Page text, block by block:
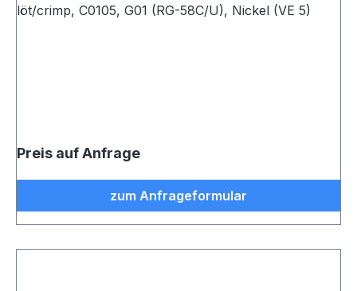
löt/crimp, C0105, G01 (RG-58C/U), Nickel (VE 5)
Preis auf Anfrage
zum Anfrageformular